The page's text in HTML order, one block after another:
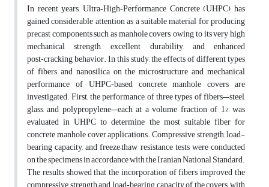
In recent years, Ultra‑High‑Performance Concrete (UHPC) has
gained considerable attention as a suitable material for producing
precast components such as manhole covers, owing to its very high
mechanical strength, excellent durability, and enhanced
post‑cracking behavior. In this study, the effects of different types
of fibers and nanosilica on the microstructure and mechanical
performance of UHPC‑based concrete manhole covers are
investigated. First, the performance of three types of fibers—steel,
glass, and polypropylene—each at a volume fraction of 1%, was
evaluated in UHPC to determine the most suitable fiber for
concrete manhole cover applications. Compressive strength, load-
bearing capacity, and freeze–thaw resistance tests were conducted
on the specimens in accordance with the Iranian National Standard.
The results showed that the incorporation of fibers improved the